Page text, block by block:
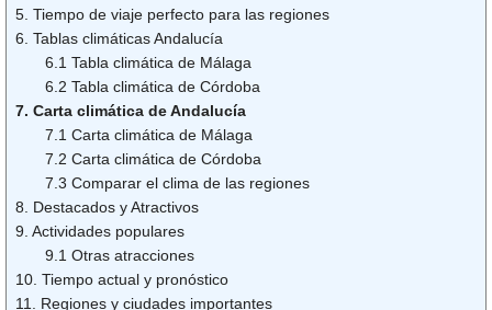
5. Tiempo de viaje perfecto para las regiones
6. Tablas climáticas Andalucía
6.1 Tabla climática de Málaga
6.2 Tabla climática de Córdoba
7. Carta climática de Andalucía
7.1 Carta climática de Málaga
7.2 Carta climática de Córdoba
7.3 Comparar el clima de las regiones
8. Destacados y Atractivos
9. Actividades populares
9.1 Otras atracciones
10. Tiempo actual y pronóstico
11. Regiones y ciudades importantes